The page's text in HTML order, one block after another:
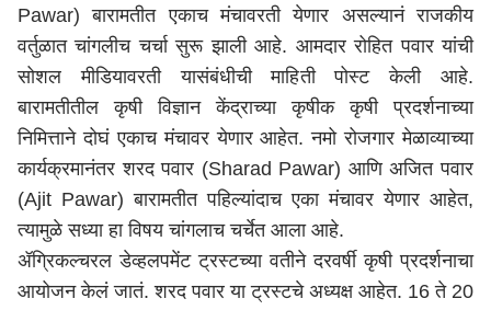
Pawar) बारामतीत एकाच मंचावरती येणार असल्यानं राजकीय
वर्तुळात चांगलीच चर्चा सुरू झाली आहे. आमदार रोहित पवार यांची
सोशल मीडियावरती यासंबंधीची माहिती पोस्ट केली आहे.
बारामतीतील कृषी विज्ञान केंद्राच्या कृषीक कृषी प्रदर्शनाच्या
निमित्ताने दोघं एकाच मंचावर येणार आहेत. नमो रोजगार मेळाव्याच्या
कार्यक्रमानंतर शरद पवार (Sharad Pawar) आणि अजित पवार
(Ajit Pawar) बारामतीत पहिल्यांदाच एका मंचावर येणार आहेत,
त्यामुळे सध्या हा विषय चांगलाच चर्चेत आला आहे.
ॲग्रिकल्चरल डेव्हलपमेंट ट्रस्टच्या वतीने दरवर्षी कृषी प्रदर्शनाचा
आयोजन केलं जातं. शरद पवार या ट्रस्टचे अध्यक्ष आहेत. 16 ते 20